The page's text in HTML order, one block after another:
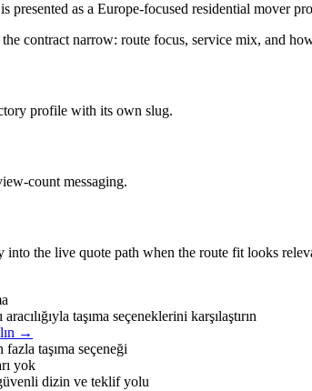
presented as a Europe-focused residential mover
contract narrow: route focus, service mix, and
profile with its own slug.
count messaging.
into the live quote path when the route fit looks
taşıma seçeneklerini karşılaştırın
→
taşıma seçeneği
yok
dizin ve teklif yolu